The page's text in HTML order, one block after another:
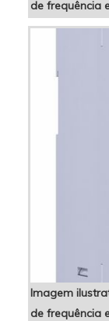
de frequência
Imagem
de frequência